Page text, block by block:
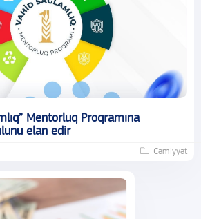
Mentorluq Proqramına
elan edir
Cəmiyyət